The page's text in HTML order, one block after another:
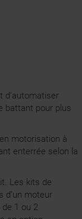
d'automatiser
battant pour plus
motorisation à
enterrée selon la
Les kits de
d’un moteur
1 ou 2